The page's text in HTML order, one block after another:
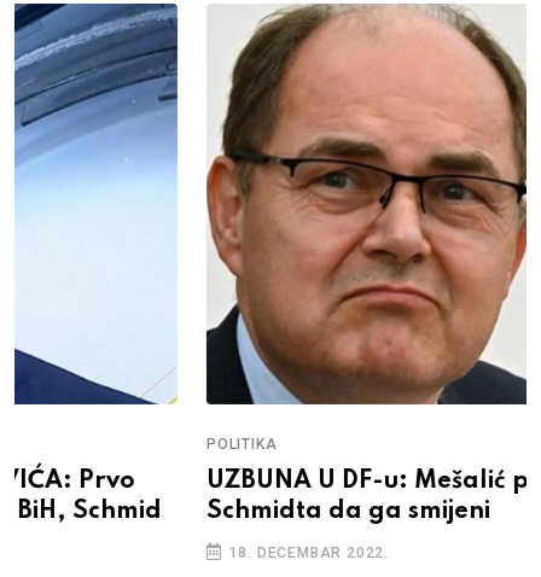
UZBUNA U DF-u: Mešalić pozvao
Schmidta da ga smijeni